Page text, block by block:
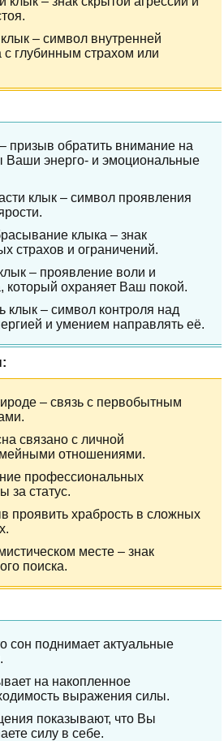
– символ внутренней
глубинным страхом или
призыв обратить внимание на
Ваши энерго- и эмоциональные
клык – символ проявления
клыка – знак
страхов и ограничений.
– проявление воли и
который охраняет Ваш покой.
клык – символ контроля над
и умением направлять её.
– связь с первобытным
связано с личной
отношениями.
профессиональных
за статус.
проявить храбрость в сложных
месте – знак
поиска.
сон поднимает актуальные
на накопленное
выражения силы.
показывают, что Вы
силу в себе.